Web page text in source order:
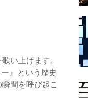
い上げます。
』という歴史
間を呼び起こ